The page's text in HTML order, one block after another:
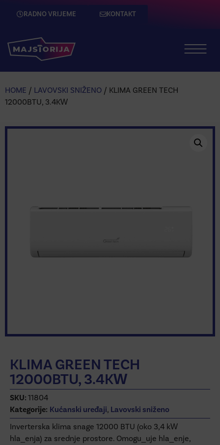
RADNO VRIJEME KONTAKT
HOME / LAVOVSKI SNIŽENO / KLIMA GREEN TECH
12000BTU, 3.4KW
KLIMA GREEN TECH
12000BTU, 3.4KW
SKU: 11804
Kategorije: Kućanski uređaji, Lavovski sniženo
Inverterska klima snage 12000 BTU (oko 3,4 kW
hla_enja) za srednje prostore. Omogu_uje hla_enje,